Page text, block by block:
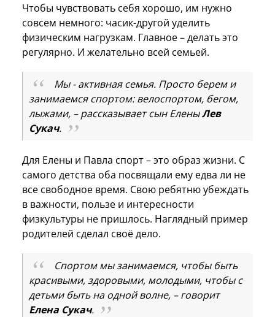
Чтобы чувствовать себя хорошо, им нужно
совсем немного: часик-другой уделить
физическим нагрузкам. Главное – делать это
регулярно. И желательно всей семьей.
Мы - активная семья. Просто берем и
занимаемся спортом: велоспортом, бегом,
лыжами, – рассказывает сын ЕленыЛев
Сукач.
Для Елены и Павла спорт – это образ жизни. С
самого детства оба посвящали ему едва ли не
все свободное время. Свою ребятню убеждать
в важности, пользе и интересности
физкультуры не пришлось. Наглядный пример
родителей сделал своё дело.
Спортом мы занимаемся, чтобы быть
красивыми, здоровыми, молодыми, чтобы с
детьми быть на одной волне, – говорит
Елена Сукач.